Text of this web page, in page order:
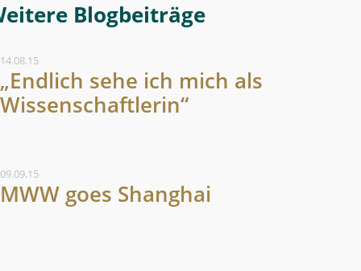
Weitere Blogeintrag
14.08.15
„Endlich sehe ich mich als
Wissenschaftlerin“
09.09.15
MWW goes Shanghai